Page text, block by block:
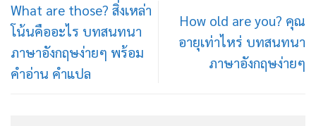
What are those? สิ่งเหล่า
โน้นคืออะไร บทสนทนา
ภาษาอังกฤษง่ายๆ พร้อม
คำอ่าน คำแปล
How old are you? คุณ
อายุเท่าไหร่ บทสนทนา
ภาษาอังกฤษง่ายๆ